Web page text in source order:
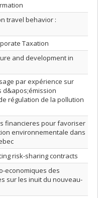
travel behavior :
Taxation
and development in
par expérience sur
d&apos;émission
régulation de la pollution
financieres pour favoriser
environnementale dans
risk-sharing contracts
economiques des
sur les inuit du nouveau-